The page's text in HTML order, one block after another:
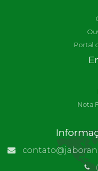
Portal
Nota
contato@jaborandi.ba.gov.br | Funcionário Responsável: